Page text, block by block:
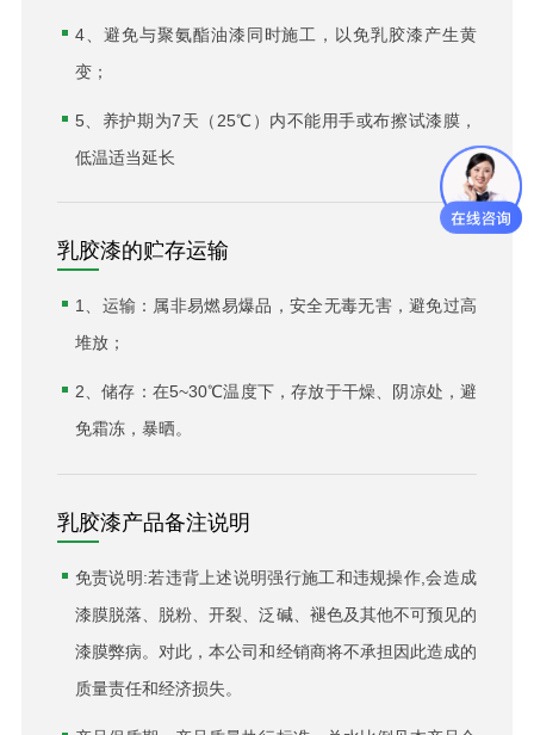
4、避免与聚氨酯油漆同时施工，以免乳胶漆产生黄
变；
5、养护期为7天（25℃）内不能用手或布擦试漆膜，
低温适当延长
乳胶漆的贮存运输
1、运输：属非易燃易爆品，安全无毒无害，避免过高
堆放；
2、储存：在5~30℃温度下，存放于干燥、阴凉处，避
免霜冻，暴晒。
乳胶漆产品备注说明
免责说明:若违背上述说明强行施工和违规操作,会造成
漆膜脱落、脱粉、开裂、泛碱、褪色及其他不可预见的
漆膜弊病。对此，本公司和经销商将不承担因此造成的
质量责任和经济损失。